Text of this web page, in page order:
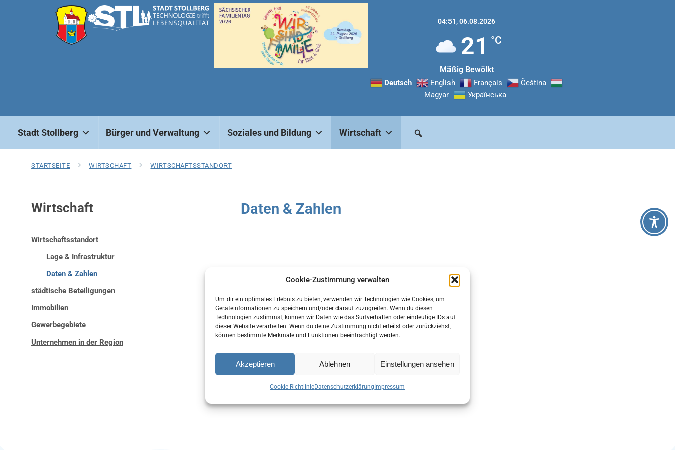
Cookie-Zustimmung verwalten
Um dir ein optimales Erlebnis zu bieten, verwenden wir Technologien wie Cookies, um
Geräteinformationen zu speichern und/oder darauf zuzugreifen. Wenn du diesen
Technologien zustimmst, können wir Daten wie das Surfverhalten oder eindeutige IDs auf
dieser Website verarbeiten. Wenn du deine Zustimmung nicht erteilst oder zurückziehst,
können bestimmte Merkmale und Funktionen beeinträchtigt werden.
Akzeptieren Ablehnen Einstellungen ansehen
Cookie-RichtlinieDatenschutzerklärung Impressum
04:51,06.08.2026
21 °C
Mäßig Bewölkt
Deutsch English Français
Čeština‎
Magyar
Українська
Stadt Stollberg Bürger und Verwaltung Soziales und Bildung Wirtschaft
STARTSEITE WIRTSCHAFT WIRTSCHAFTSSTANDORT
Daten & Zahlen
Wirtschaft
Wirtschaftsstandort
Lage & Infrastruktur
Daten & Zahlen
städtische Beteiligungen
Immobilien
Gewerbegebiete
Unternehmen in der Region